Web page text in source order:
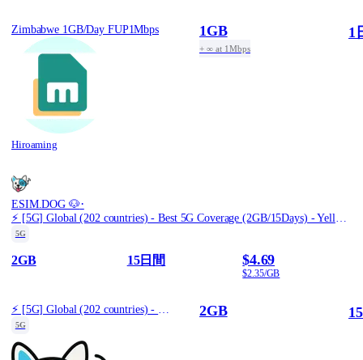
Zimbabwe 1GB/Day FUP1Mbps
Hiroaming
1GB
+ ∞ at 1Mbps
1
ESIM.DOG 🐶·
5G
2GB 15日間 $4.69
$2.35/GB
5G
2GB